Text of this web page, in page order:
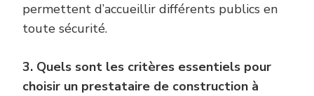
permettent d’accueillir différents publics en
toute sécurité.
3. Quels sont les critères essentiels pour
choisir un prestataire de construction à